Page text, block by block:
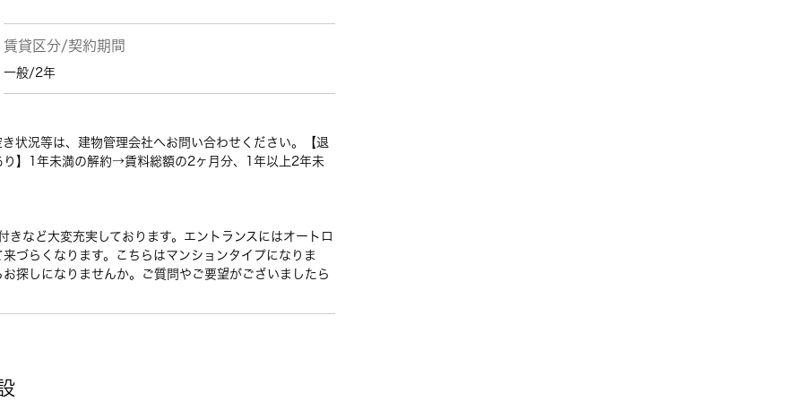
賃貸区分/契約期間
一般/2年
状況等は、建物管理会社へお問い合わせください。【退
】1年未満の解約→賃料総額の2ヶ月分、1年以上2年未
など大変充実しております。エントランスにはオートロ
づらくなります。こちらはマンションタイプになりま
探しになりませんか。ご質問やご要望がございましたら